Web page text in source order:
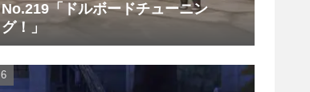
No.219「ドルボードチューニン
グ！」